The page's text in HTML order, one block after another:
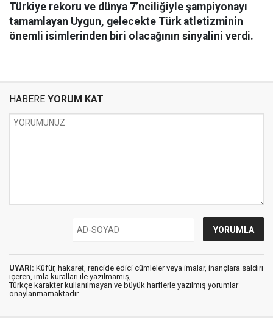
Türkiye rekoru ve dünya 7’nciliğiyle şampiyonayı
tamamlayan Uygun, gelecekte Türk atletizminin
önemli isimlerinden biri olacağının sinyalini verdi.
HABERE YORUM KAT
UYARI: Küfür, hakaret, rencide edici cümleler veya imalar, inançlara saldırı
içeren, imla kuralları ile yazılmamış,
Türkçe karakter kullanılmayan ve büyük harflerle yazılmış yorumlar
onaylanmamaktadır.